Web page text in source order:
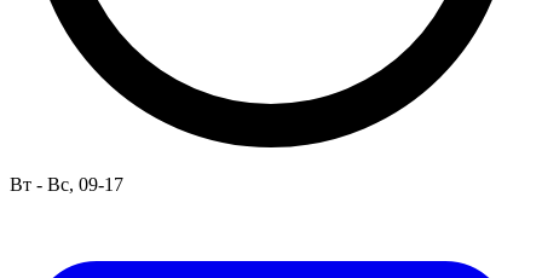
Вт - Вс, 09-17